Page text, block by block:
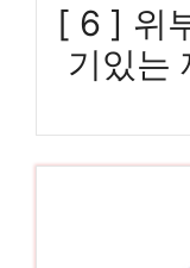
[ 6 ] 위
기있는